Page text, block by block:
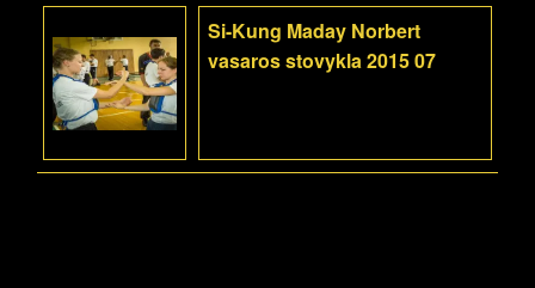
Si-Kung Maday Norbert
vasaros stovykla 2015 07